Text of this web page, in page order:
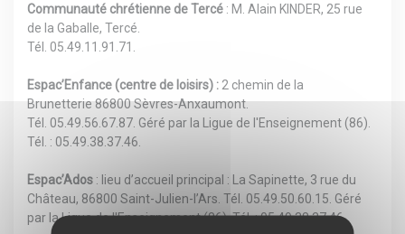
Communauté chrétienne de Tercé : M. Alain KINDER, 25 rue
de la Gaballe, Tercé.
Tél. 05.49.11.91.71.
Espac’Enfance (centre de loisirs) : 2 chemin de la
Brunetterie86800 Sèvres-Anxaumont.
Tél. 05.49.56.67.87. Géré par la Ligue de l'Enseignement (86).
Tél. : 05.49.38.37.46.
Espac’Ados : lieu d’accueil principal : La Sapinette, 3 rue du
Château, 86800 Saint-Julien-l’Ars. Tél. 05.49.50.60.15. Géré
par la Ligue de l'Enseignement (86). Tél. : 05.49.38.37.46.